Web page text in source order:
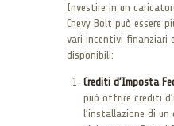
Investire in un
Chevy Bolt può essere
vari incentivi finanziari
disponibili:
Crediti d’Imposta
può offrire crediti
l’installazione di un